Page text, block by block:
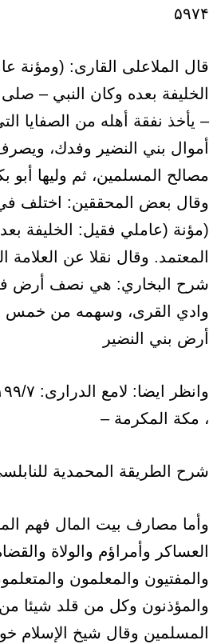
۵۹۷۴
قال الملاعلى القارى: (ومؤنة
الخليفة بعده وكان النبي –
– يأخذ نفقة أهله من الصفايا
أموال بني النضير وفدك،
مصالح المسلمين، ثم وليها
وقال بعض المحققين: اختلف في
(مؤنة (عاملي فقيل: الخليفة
المعتمد. وقال نقلا عن العلامة
شرح البخاري: هي نصف أرض
وادي القرى، وسهمه من خمس
أرض بني النضير
، مکة المکرمة –
شرح الطريقة المحمدية للنابلسي:
وأما مصارف بيت المال فهم
العساكر وأمراؤم والولاة
والمفتيون والمعلمون
والمؤذنون وكل من قلد شيئا
المسلمين وقال شيخ الإسلام